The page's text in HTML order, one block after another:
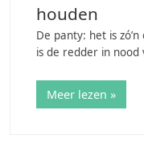
houden
De panty: het is
is de redder in
Meer lezen »